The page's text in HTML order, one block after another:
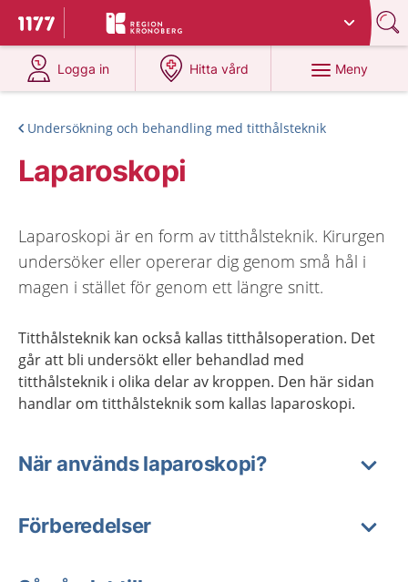
Till startsidan för 1177
Du har valt region
Logga in
på 1177.se
Hitta vård
på 1177.se
Meny
Undersökning och behandling med titthålsteknik
Laparoskopi
Laparoskopi är en form av titthålsteknik. Kirurgen
undersöker eller opererar dig genom små hål i
magen i stället för genom ett längre snitt.
Titthålsteknik kan också kallas titthålsoperation. Det
går att bli undersökt eller behandlad med
titthålsteknik i olika delar av kroppen. Den här sidan
handlar om titthålsteknik som kallas laparoskopi.
När används laparoskopi?
Förberedelser